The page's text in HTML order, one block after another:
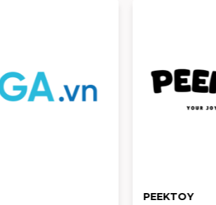
PEEKTOY